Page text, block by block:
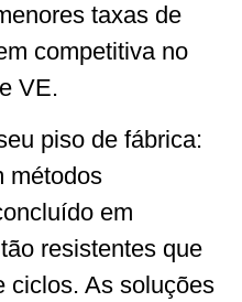
taxas de
competitiva no
VE.
piso de fábrica:
métodos
em
resistentes que
ciclos. As soluções